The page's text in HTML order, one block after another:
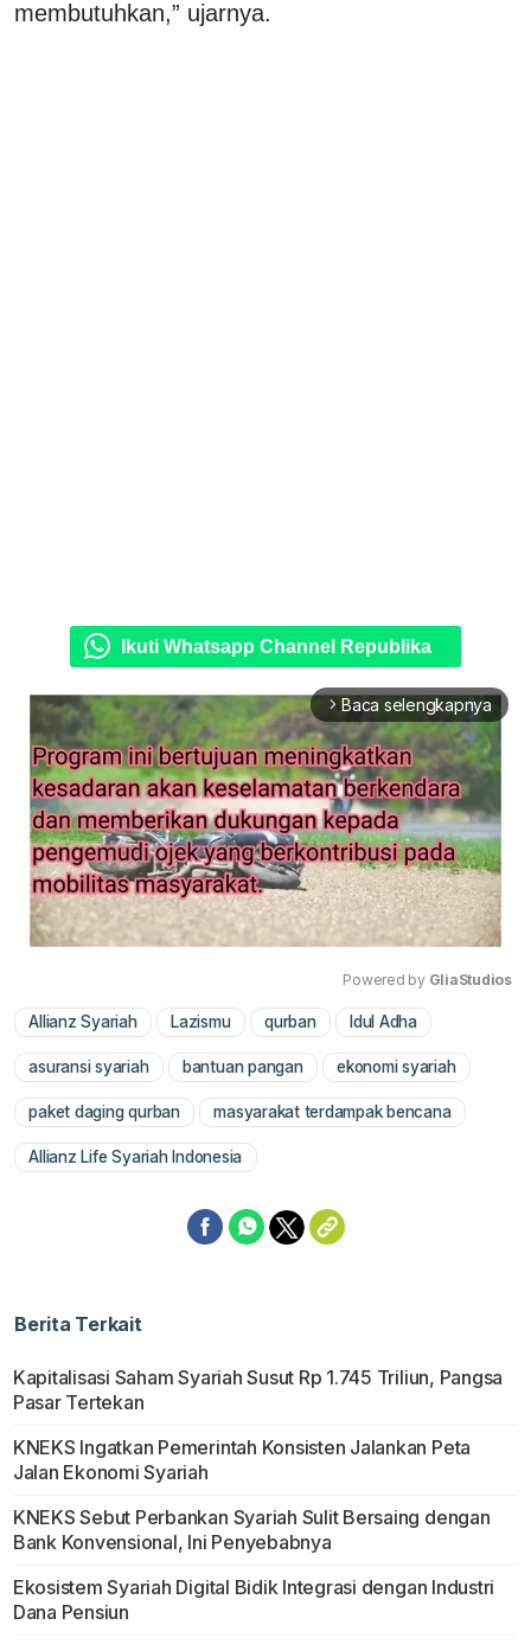
membutuhkan,” ujarnya.
Ikuti Whatsapp Channel Republika
arrow_forward_ios Baca selengkapnya
Powered by GliaStudios
Allianz Syariah Lazismu qurban Idul Adha
asuransi syariah bantuan pangan ekonomi syariah
paket daging qurban masyarakat terdampak bencana
Allianz Life Syariah Indonesia
Berita Terkait
Kapitalisasi Saham Syariah Susut Rp 1.745 Triliun, Pangsa
Pasar Tertekan
KNEKS Ingatkan Pemerintah Konsisten Jalankan Peta
Jalan Ekonomi Syariah
KNEKS Sebut Perbankan Syariah Sulit Bersaing dengan
Bank Konvensional, Ini Penyebabnya
Ekosistem Syariah Digital Bidik Integrasi dengan Industri
Dana Pensiun